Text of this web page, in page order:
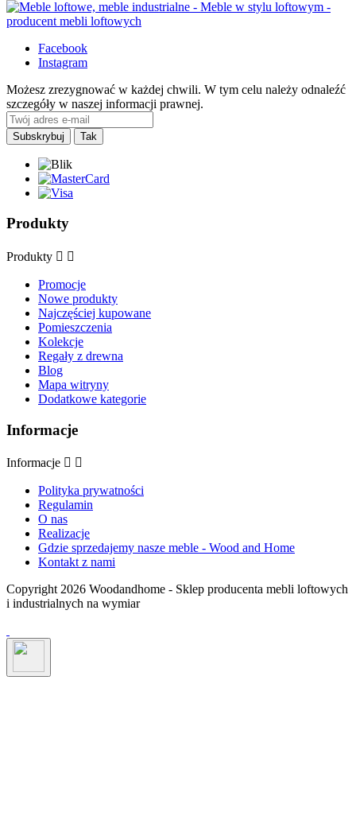
Facebook
Instagram
Możesz zrezygnować w każdej chwili. W tym celu należy odnaleźć
szczegóły w naszej informacji prawnej.
Produkty
Produkty  
Promocje
Nowe produkty
Najczęściej kupowane
Pomieszczenia
Kolekcje
Regały z drewna
Blog
Mapa witryny
Dodatkowe kategorie
Informacje
Informacje  
Polityka prywatności
Regulamin
O nas
Realizacje
Gdzie sprzedajemy nasze meble - Wood and Home
Kontakt z nami
Copyright 2026 Woodandhome - Sklep producenta mebli loftowych
i industrialnych na wymiar